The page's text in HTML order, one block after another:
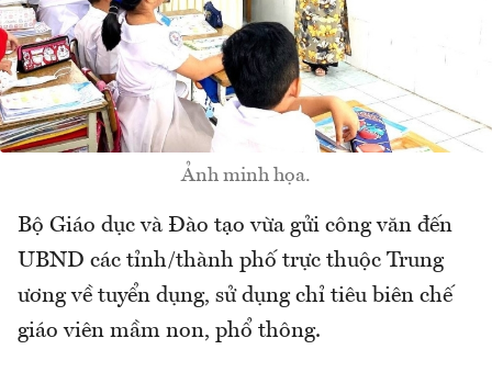
Ảnh minh họa.
Bộ Giáo dục và Đào tạo vừa gửi công văn đến
UBND các tỉnh/thành phố trực thuộc Trung
ương về tuyển dụng, sử dụng chỉ tiêu biên chế
giáo viên mầm non, phổ thông.